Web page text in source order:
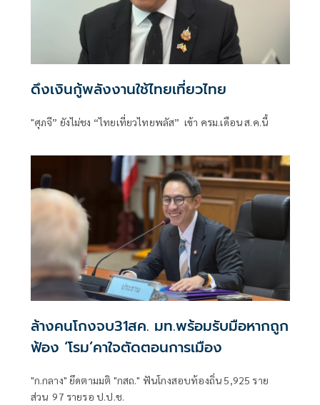
ดึงเงินกู้พลังงานใช้ไทยเที่ยวไทย
"ศุภจี” ยังไม่ชง “ไทยเที่ยวไทยพลัส” เข้า ครม.เดือน ส.ค.นี้
ล้างคนโกงจบ31สค. มท.พร้อมรับมือหากถูก
ฟ้อง ‘โรม’คาใจตัดตอนการเมือง
"ก.กลาง" ยึดตามมติ "กสถ." ฟันโกงสอบท้องถิ่น 5,925 ราย
ส่วน 97 รายรอ ป.ป.ช.